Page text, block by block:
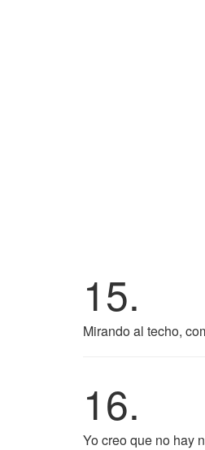
15.
Mirando al techo,
16.
Yo creo que no hay